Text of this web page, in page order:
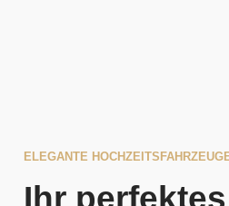
ELEGANTE
Ihr perfektes